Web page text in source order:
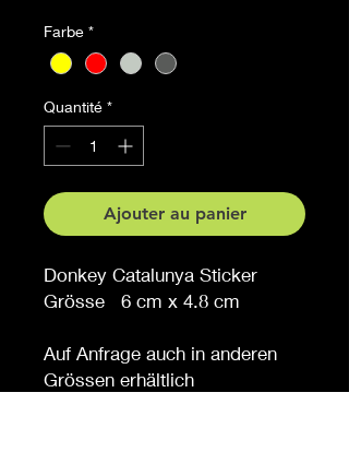
Farbe *
Quantité *
Ajouter au panier
Donkey Catalunya Sticker
Grösse 6 cm x 4.8 cm
Auf Anfrage auch in anderen
Grössen erhältlich